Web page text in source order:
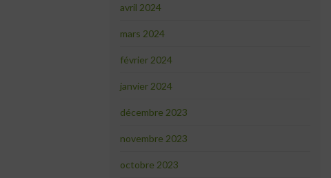
avril 2024
mars 2024
février 2024
janvier 2024
décembre 2023
novembre 2023
octobre 2023